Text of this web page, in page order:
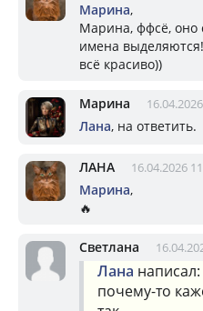
Марина,
Марина, ффсё, оно
имена
всё красиво))
Марина
Лана, на ответить.
ЛАНА 16.04.2026
Марина,
🔥
Светлана
Лана написал:
почему-то